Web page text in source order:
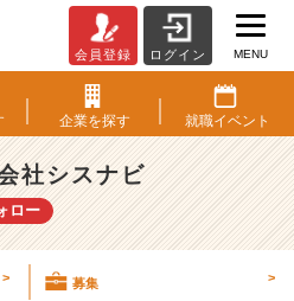
会員登録 ログイン MENU
企業を探す 就職イベント
社シスナビ
ロー
> 募集 >